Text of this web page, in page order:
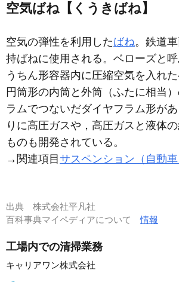
空気ばね【くうきばね】
空気の弾性を利用したばね。鉄道
持ばねに使用される。ベローズと
うちん形容器内に圧縮空気を入れ
円筒形の内筒と外筒（ふたに相当
ラムでつないだダイヤフラム形が
りに高圧ガスや，高圧ガスと液体
ものも開発されている。
→関連項目サスペンション（自動車
出典 株式会社平凡社
百科事典マイペディアについて情報
工場内での清掃業務
キャリアワン株式会社